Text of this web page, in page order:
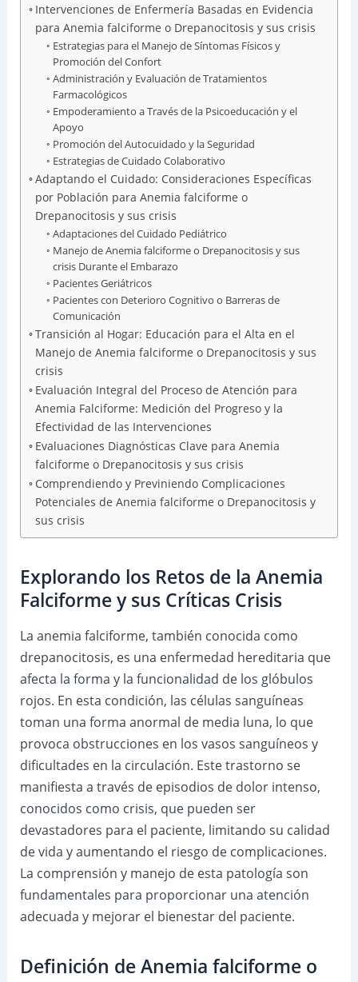
Intervenciones de Enfermería Basadas en Evidencia
para Anemia falciforme o Drepanocitosis y sus crisis
Estrategias para el Manejo de Síntomas Físicos y
Promoción del Confort
Administración y Evaluación de Tratamientos
Farmacológicos
Empoderamiento a Través de la Psicoeducación y el
Apoyo
Promoción del Autocuidado y la Seguridad
Estrategias de Cuidado Colaborativo
Adaptando el Cuidado: Consideraciones Específicas
por Población para Anemia falciforme o
Drepanocitosis y sus crisis
Adaptaciones del Cuidado Pediátrico
Manejo de Anemia falciforme o Drepanocitosis y sus
crisis Durante el Embarazo
Pacientes Geriátricos
Pacientes con Deterioro Cognitivo o Barreras de
Comunicación
Transición al Hogar: Educación para el Alta en el
Manejo de Anemia falciforme o Drepanocitosis y sus
crisis
Evaluación Integral del Proceso de Atención para
Anemia Falciforme: Medición del Progreso y la
Efectividad de las Intervenciones
Evaluaciones Diagnósticas Clave para Anemia
falciforme o Drepanocitosis y sus crisis
Comprendiendo y Previniendo Complicaciones
Potenciales de Anemia falciforme o Drepanocitosis y
sus crisis
Explorando los Retos de la Anemia
Falciforme y sus Críticas Crisis
La anemia falciforme, también conocida como
drepanocitosis, es una enfermedad hereditaria que
afecta la forma y la funcionalidad de los glóbulos
rojos. En esta condición, las células sanguíneas
toman una forma anormal de media luna, lo que
provoca obstrucciones en los vasos sanguíneos y
dificultades en la circulación. Este trastorno se
manifiesta a través de episodios de dolor intenso,
conocidos como crisis, que pueden ser
devastadores para el paciente, limitando su calidad
de vida y aumentando el riesgo de complicaciones.
La comprensión y manejo de esta patología son
fundamentales para proporcionar una atención
adecuada y mejorar el bienestar del paciente.
Definición de Anemia falciforme o